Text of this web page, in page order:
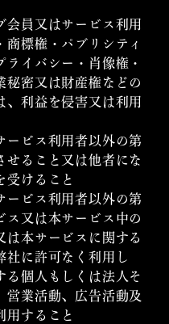
会員又はサービス利用
標権・パブリシティ
ライバシー・肖像権・
秘密又は財産権などの
、利益を侵害又は利用
ービス利用者以外の第
せること又は他者にな
受けること
ービス利用者以外の第
ス又は本サービス中の
は本サービスに関する
社に許可なく利用し
る個人もしくは法人そ
営業活動、広告活動及
用すること